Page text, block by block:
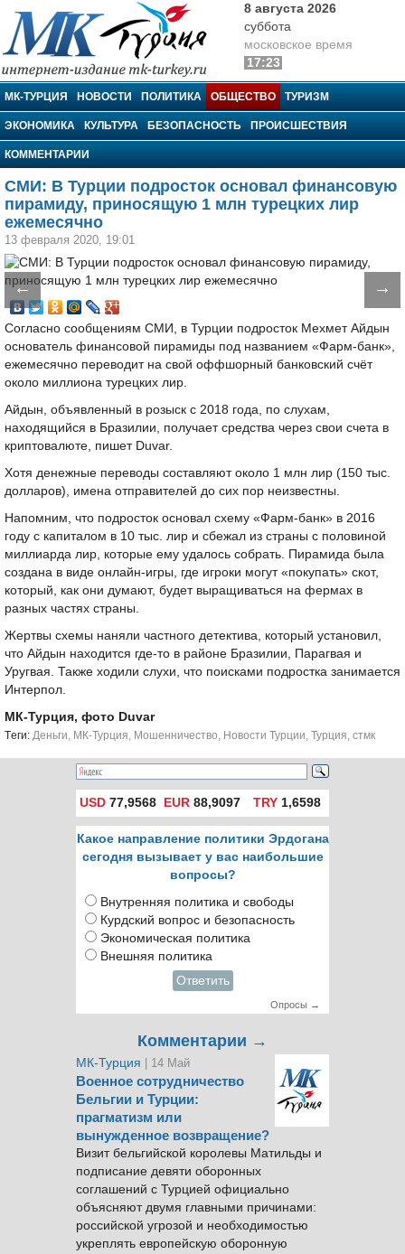
МК-Турция
8 августа 2026
суббота
московское время
17:23
МК-ТУРЦИЯ НОВОСТИ ПОЛИТИКА ОБЩЕСТВО ТУРИЗМ
ЭКОНОМИКА КУЛЬТУРА БЕЗОПАСНОСТЬ ПРОИСШЕСТВИЯ
КОММЕНТАРИИ
СМИ: В Турции подросток основал финансовую
пирамиду, приносящую 1 млн турецких лир
ежемесячно
13 февраля 2020, 19:01
← →
Согласно сообщениям СМИ, в Турции подросток Мехмет Айдын
основатель финансовой пирамиды под названием «Фарм-банк»,
ежемесячно переводит на свой оффшорный банковский счёт
около миллиона турецких лир.
Айдын, объявленный в розыск с 2018 года, по слухам,
находящийся в Бразилии, получает средства через свои счета в
криптовалюте, пишет Duvar.
Хотя денежные переводы составляют около 1 млн лир (150 тыс.
долларов), имена отправителей до сих пор неизвестны.
Напомним, что подросток основал схему «Фарм-банк» в 2016
году с капиталом в 10 тыс. лир и сбежал из страны с половиной
миллиарда лир, которые ему удалось собрать. Пирамида была
создана в виде онлайн-игры, где игроки могут «покупать» скот,
который, как они думают, будет выращиваться на фермах в
разных частях страны.
Жертвы схемы наняли частного детектива, который установил,
что Айдын находится где-то в районе Бразилии, Парагвая и
Уругвая. Также ходили слухи, что поисками подростка занимается
Интерпол.
МК-Турция, фото Duvar
Tеги: Деньги, МК-Турция, Мошенничество, Новости Турции, Турция, стмк
USD 77,9568 EUR 88,9097 TRY1,6598
Какое направление политики Эрдогана
сегодня вызывает у вас наибольшие
вопросы?
Внутренняя политика и свободы
Курдский вопрос и безопасность
Экономическая политика
Внешняя политика
Ответить
Опросы →
Комментарии →
МК-Турция | 14 Май
Военное сотрудничество
Бельгии и Турции:
прагматизм или
вынужденное возвращение?
Визит бельгийской королевы Матильды и
подписание девяти оборонных
соглашений с Турцией официально
объясняют двумя главными причинами:
российской угрозой и необходимостью
укреплять европейскую оборонную